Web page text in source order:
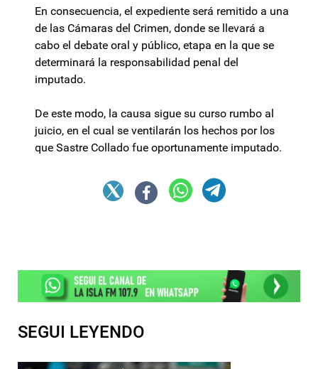
En consecuencia, el expediente será remitido a una
de las Cámaras del Crimen, donde se llevará a
cabo el debate oral y público, etapa en la que se
determinará la responsabilidad penal del
imputado.
De este modo, la causa sigue su curso rumbo al
juicio, en el cual se ventilarán los hechos por los
que Sastre Collado fue oportunamente imputado.
SEGUI LEYENDO